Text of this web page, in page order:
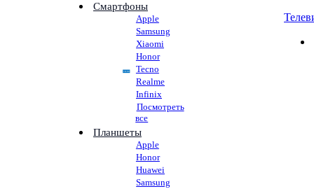
Смартфоны
Apple
Samsung
Xiaomi
Honor
Tecno
Realme
Infinix
Посмотреть
все
Планшеты
Apple
Honor
Huawei
Samsung